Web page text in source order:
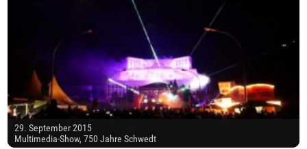
29. September 2015
Multimedia-Show, 750 Jahre Schwedt